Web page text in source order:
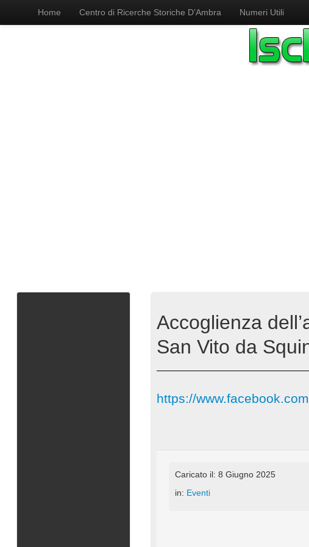
Home Centro di Ricerche Storiche D’Ambra Numeri Utili
Accoglienza
San Vito da
https://
Caricato il: 8 Giugno 2025
in: Eventi